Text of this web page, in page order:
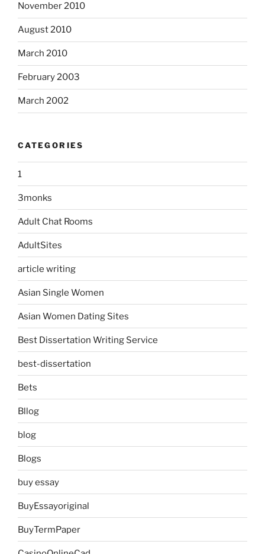
November 2010
August 2010
March 2010
February 2003
March 2002
CATEGORIES
1
3monks
Adult Chat Rooms
AdultSites
article writing
Asian Single Women
Asian Women Dating Sites
Best Dissertation Writing Service
best-dissertation
Bets
Bllog
blog
Blogs
buy essay
BuyEssayoriginal
BuyTermPaper